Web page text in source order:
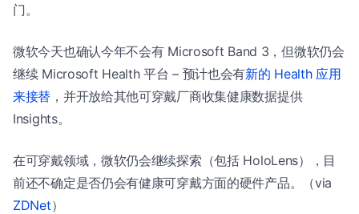
门。
微软今天也确认今年不会有 Microsoft Band 3，但微软仍会
继续 Microsoft Health 平台 – 预计也会有新的 Health 应用
来接替 ，并开放给其他可穿戴厂商收集健康数据提供
Insights。
在可穿戴领域，微软仍会继续探索（包括 HoloLens），目
前还不确定是否仍会有健康可穿戴方面的硬件产品。（via
ZDNet）